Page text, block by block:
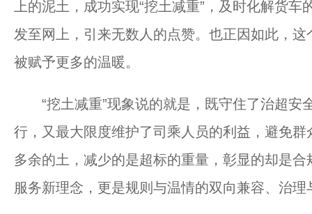
上的泥土，成功实现“挖土减重”，及时化解货
发至网上，引来无数人的点赞。也正因如此，
被赋予更多的温暖。
“挖土减重”现象说的就是，既守住了治超安
行，又最大限度维护了司乘人员的利益，避免
多余的土，减少的是超标的重量，彰显的却是
服务新理念，更是规则与温情的双向兼容、治